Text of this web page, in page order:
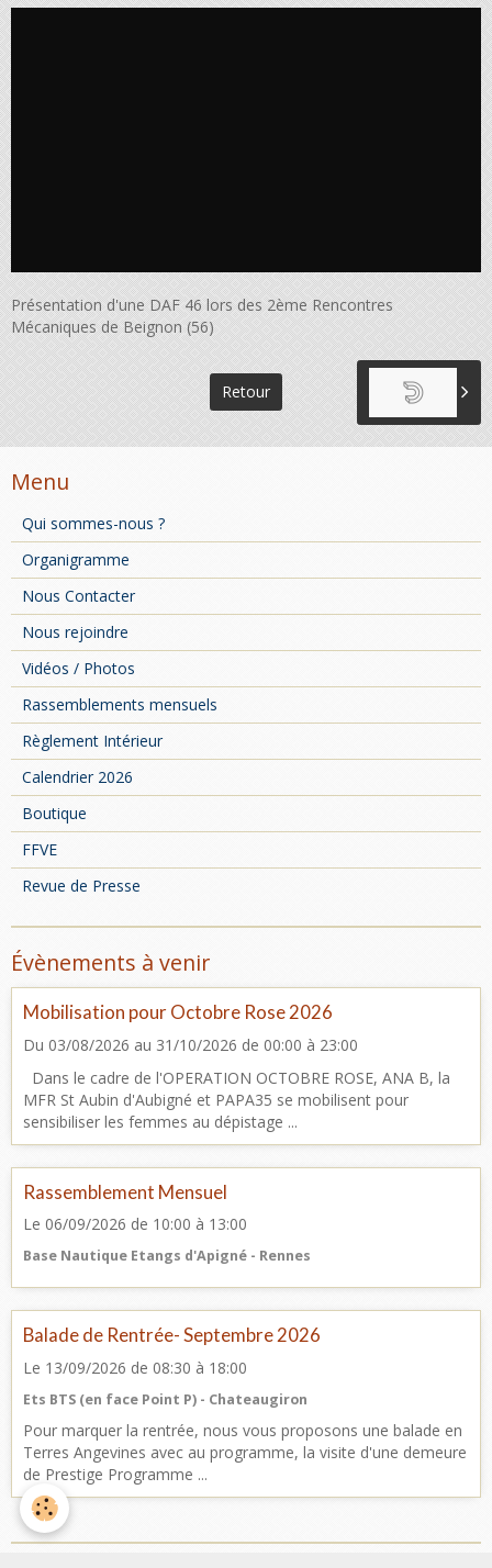
Présentation d'une DAF 46 lors des 2ème Rencontres
Mécaniques de Beignon (56)
Retour
Menu
Qui sommes-nous ?
Organigramme
Nous Contacter
Nous rejoindre
Vidéos / Photos
Rassemblements mensuels
Règlement Intérieur
Calendrier 2026
Boutique
FFVE
Revue de Presse
Évènements à venir
Mobilisation pour Octobre Rose 2026
Du 03/08/2026 au 31/10/2026 de 00:00 à 23:00
Dans le cadre de l'OPERATION OCTOBRE ROSE, ANA B, la
MFR St Aubin d'Aubigné et PAPA35 se mobilisent pour
sensibiliser les femmes au dépistage ...
Rassemblement Mensuel
Le 06/09/2026 de 10:00 à 13:00
Base Nautique Etangs d'Apigné - Rennes
Balade de Rentrée- Septembre 2026
Le 13/09/2026 de 08:30 à 18:00
Ets BTS (en face Point P) - Chateaugiron
Pour marquer la rentrée, nous vous proposons une balade en
Terres Angevines avec au programme, la visite d'une demeure
de Prestige Programme ...